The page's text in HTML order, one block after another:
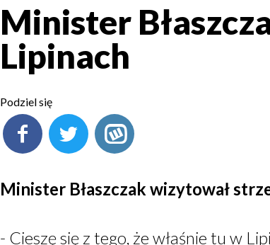
Minister
Lipinach
Podziel się
Minister Błaszczak wizytował
- Cieszę się z tego, że właśnie tu w